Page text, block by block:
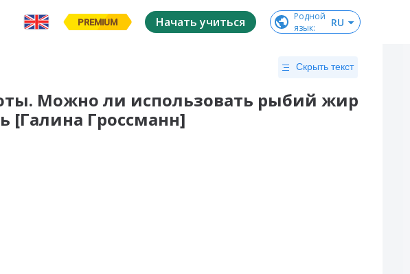
PREMIUM Начать учиться
Родной
язык: RU
Скрыть текст
Можно ли использовать рыбий жир
[Галина Гроссманн]